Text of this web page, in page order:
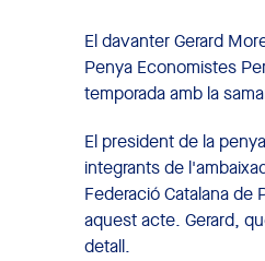
El davanter Gerard
Penya Economistes
temporada amb la
El president de la
integrants de
Federació Catalana de
aquest acte. Gerard,
detall.